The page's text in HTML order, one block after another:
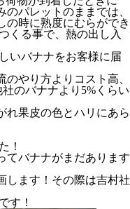
パレットのままでは、
の時に熟度にむらができ
くる事で、熱の出し入
いバナナをお客様に届
やり方よりコスト高、
のバナナより5%くらい
れ果皮の色とハリにあら
！
てバナナがまだあります
します！その際は吉村社
す！